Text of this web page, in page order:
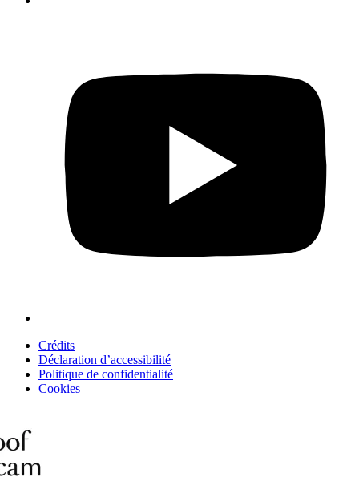
Crédits
Déclaration d’accessibilité
Politique de confidentialité
Cookies